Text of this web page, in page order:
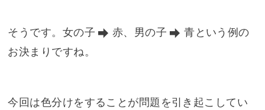
そうです。女の子 赤、男の子 青 という例の
お決まりですね。
今回は色分けをすることが問題を引き起こしてい